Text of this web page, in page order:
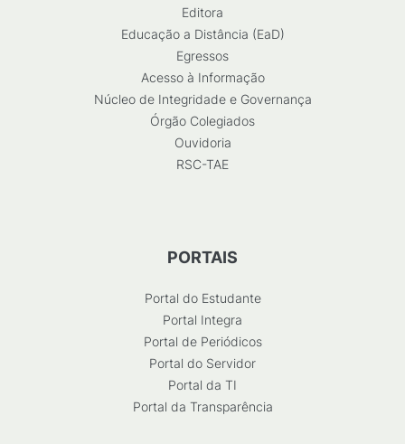
Editora
Educação a Distância (EaD)
Egressos
Acesso à Informação
Núcleo de Integridade e Governança
Órgão Colegiados
Ouvidoria
RSC-TAE
PORTAIS
Portal do Estudante
Portal Integra
Portal de Periódicos
Portal do Servidor
Portal da TI
Portal da Transparência